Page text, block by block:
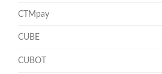
CTMpay
CUBE
CUBOT